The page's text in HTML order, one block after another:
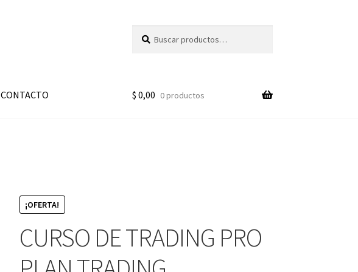
por:
CONTACTO $ 0,00 0 productos
¡OFERTA!
CURSO DE TRADING PRO